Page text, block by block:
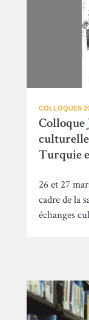
COLLOQUES
Colloque
Turquie
26 et 27
cadre de la
échanges